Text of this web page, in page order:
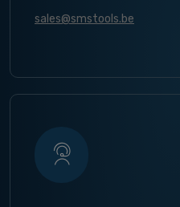
sales@smstools.be